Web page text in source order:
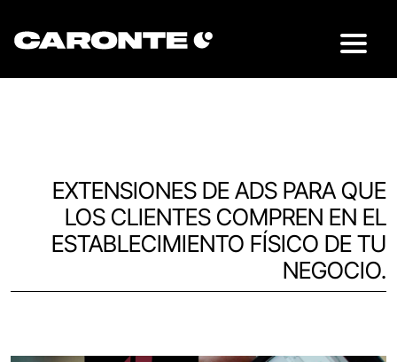
EXTENSIONES DE ADS PARA QUE
LOS CLIENTES COMPREN EN EL
ESTABLECIMIENTO FÍSICO DE TU
NEGOCIO.